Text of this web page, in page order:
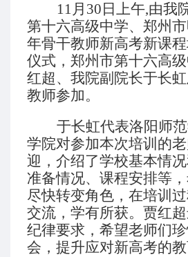
11月30日上午,由我
第十六高级中学、郑州
年骨干教师新高考新课
仪式，郑州市第十六高
红超、我院副院长于长
教师参加。
于长虹代表洛阳师
学院对参加本次培训的
迎，介绍了学校基本情
准备情况、课程安排等
尽快转变角色，在培训
交流，学有所获。贾红
纪律要求，希望老师们
会，提升应对新高考的教